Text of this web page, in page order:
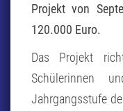
Projekt von
120.000 Euro.
Das Projekt
Schülerinnen
Jahrgangsstufe